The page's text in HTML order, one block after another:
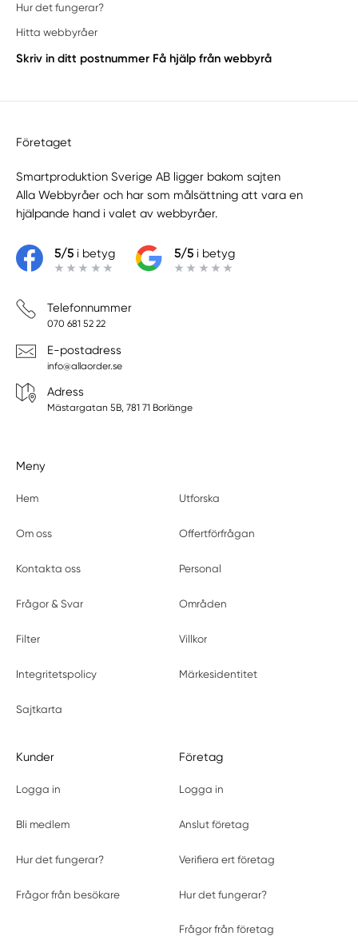
Hur det fungerar?
Hitta webbyråer
Skriv in ditt postnummer Få hjälp från webbyrå
Företaget
Smartproduktion Sverige AB ligger bakom sajten
Alla Webbyråer och har som målsättning att vara en
hjälpande hand i valet av webbyråer.
5/5i betyg 5/5i betyg
Telefonnummer
070 681 52 22
E-postadress
info@allaorder.se
Adress
Mästargatan 5B, 781 71 Borlänge
Meny
Hem Utforska
Om oss Offertförfrågan
Kontakta oss Personal
Frågor & Svar Områden
Filter Villkor
Integritetspolicy Märkesidentitet
Sajtkarta
Kunder
Logga in
Bli medlem
Hur det fungerar?
Frågor från besökare
Företag
Logga in
Anslut företag
Verifiera ert företag
Hur det fungerar?
Frågor från företag